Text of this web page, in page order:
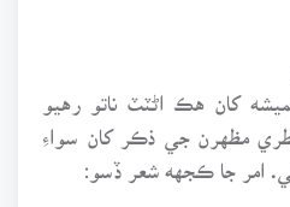
کان هڪ اڻٽٽ ناتو رهيو
مظهرن جي ذڪر کان سواءِ
امر جا ڪجهه شعر ڏسو: